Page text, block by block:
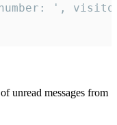
',
unread messages from